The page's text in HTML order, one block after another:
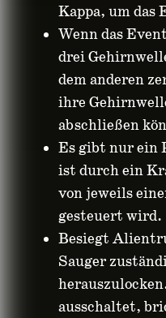
Kappa, um das
Wenn das
drei
dem anderen
ihre
abschließen
Es gibt nur ein
ist durch ein
von jeweils
gesteuert wird.
Besiegt
Sauger
ausschaltet,